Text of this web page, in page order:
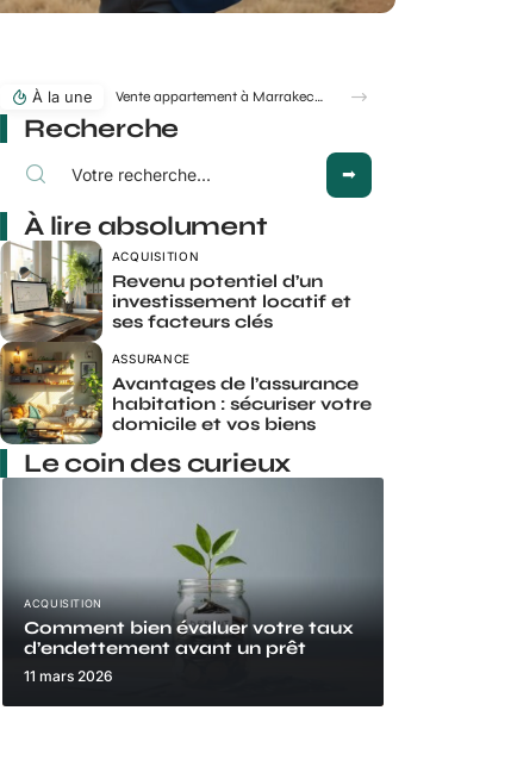
À la une Vente appartement à Marrakech : quelles erreurs font fuir les acheteurs ?
Recherche
À lire absolument
ACQUISITION
Revenu potentiel d’un
investissement locatif et
ses facteurs clés
ASSURANCE
Avantages de l’assurance
habitation : sécuriser votre
domicile et vos biens
Le coin des curieux
ACQUISITION
Comment bien évaluer votre taux
d’endettement avant un prêt
11 mars 2026